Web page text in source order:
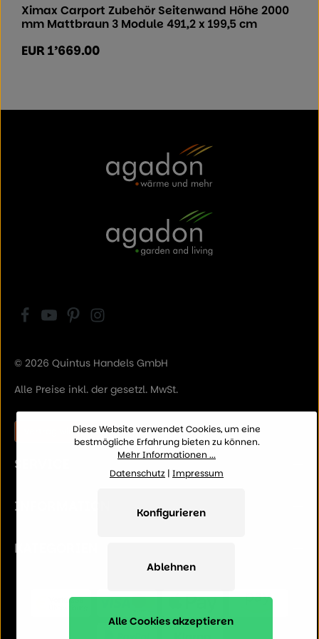
Ximax Carport Zubehör Seitenwand Höhe 2000
mm Mattbraun 3 Module 491,2 x 199,5 cm
Regulärer Preis:
EUR 1’669.00
© 2026 Quintus Handels GmbH
Alle Preise inkl. der gesetzl. MwSt.
Vertrag widerrufen
SERVICE
INFORMATION
KATEGORIEN
Diese Website verwendet Cookies, um eine
bestmögliche Erfahrung bieten zu können.
Mehr Informationen ...
Datenschutz | Impressum
Ablehnen
Konfigurieren
Alle Cookies akzeptieren